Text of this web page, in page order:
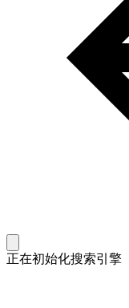
正在初始化搜索引擎